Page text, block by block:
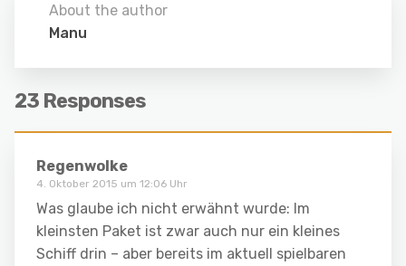
About the author
Manu
23 Responses
Regenwolke
4. Oktober 2015 um 12:06 Uhr
Was glaube ich nicht erwähnt wurde: Im
kleinsten Paket ist zwar auch nur ein kleines
Schiff drin – aber bereits im aktuell spielbaren